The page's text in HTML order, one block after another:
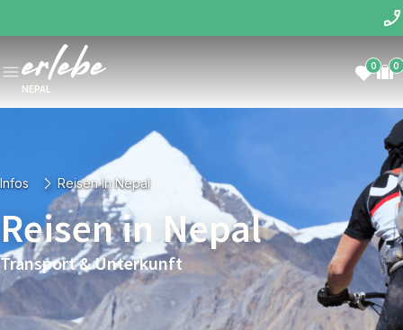
NEPAL
0 0
Infos Reisen In Nepal
Reisen in Nepal
Transport & Unterkunft